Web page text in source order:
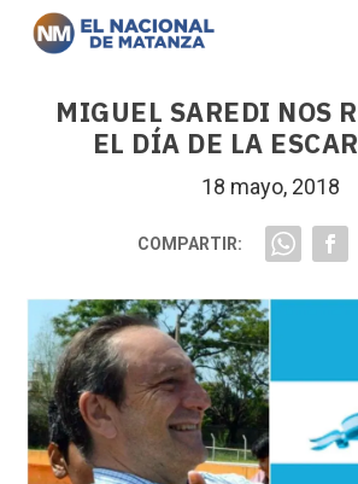
MIGUEL SAREDI NOS
EL DÍA DE LA
18 mayo, 2018
COMPARTIR: